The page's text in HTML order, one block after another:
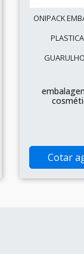
ONIPACK
Cotar